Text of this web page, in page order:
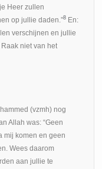
Heer zullen
op jullie daden.”8 En:
verschijnen en jullie
niet van het
(vzmh) nog
Allah was: “Geen
mij komen en geen
Wees daarom
aan jullie te